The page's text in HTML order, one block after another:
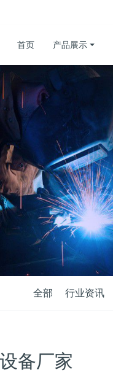
首页 产品展示
全部 行业资讯
备厂家